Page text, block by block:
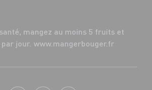
mangez au moins 5 fruits et
jour. www.mangerbouger.fr